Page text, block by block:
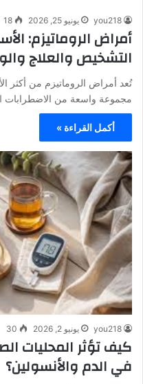
you218 يونيو 25, 2026 18
أمراض الروماتيزم:
التشخيص والعلاج
تُعد أمراض الروماتيزم من أكثر
مجموعة واسعة من الاضطرابات
أكمل القراءة »
you218 يونيو 2, 2026 30
كيف تؤثر المحليات
في الدم والأنسولين؟